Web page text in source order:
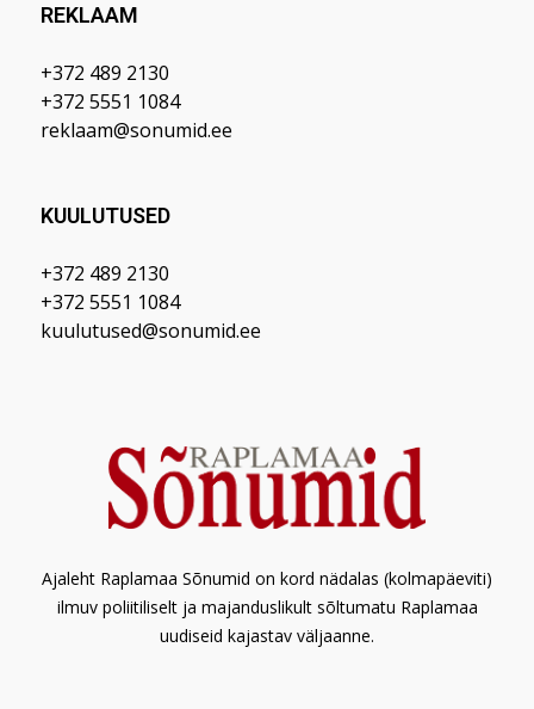
REKLAAM
+372 489 2130
+372 5551 1084
reklaam@sonumid.ee
KUULUTUSED
+372 489 2130
+372 5551 1084
kuulutused@sonumid.ee
Ajaleht Raplamaa Sõnumid on kord nädalas (kolmapäeviti)
ilmuv poliitiliselt ja majanduslikult sõltumatu Raplamaa
uudiseid kajastav väljaanne.